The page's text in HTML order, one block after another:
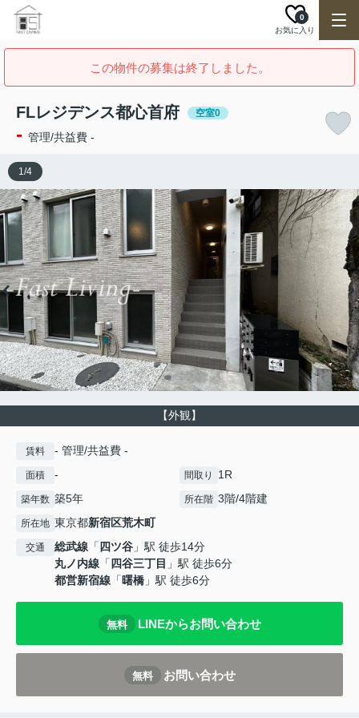
お気に入り
0
この物件の募集は終了しました。
FLレジデンス都心首府 空室0
- 管理/共益費 -
【外観】
1/4
賃料 - 管理/共益費 -
面積 - 間取り 1R
築年数 築5年 所在階 3階/4階建
所在地 東京都新宿区荒木町
交通 総武線 「 四ツ谷 」駅 徒歩14分
丸ノ内線 「 四谷三丁目 」駅 徒歩6分
都営新宿線 「曙橋 」駅 徒歩6分
無料 LINEからお問い合わせ
無料 お問い合わせ